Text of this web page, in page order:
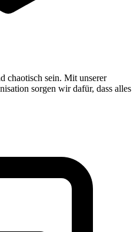
chaotisch sein. Mit unserer
sorgen wir dafür, dass alles